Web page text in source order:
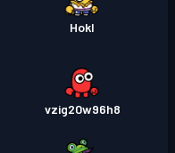
Hokl
vzig20w96h8